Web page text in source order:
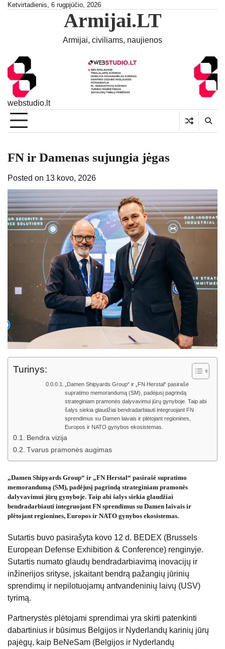
SkipKetvirtadienis, 6 rugpjūčio, 2026
Armijai.LT
Armijai, civiliams, naujienos
webstudio.lt
FN ir Damenas sujungia jėgas
Posted on 13 kovo, 2026
Turinys:
„Damen Shipyards Group“ ir „FN Herstal“ pasirašė
supratimo memorandumą (SM), padėjusį pagrindą
strateginiam pramonės dalyvavimui jūrų gynyboje. Taip abi
šalys siekia glaudžiai bendradarbiauti integruojant FN
sprendimus su Damen laivais ir plėtojant regionines,
Europos ir NATO gynybos ekosistemas.
Bendra vizija
Tvarus pramonės augimas
„Damen Shipyards Group“ ir „FN Herstal“ pasirašė supratimo
memorandumą (SM), padėjusį pagrindą strateginiam pramonės
dalyvavimui jūrų gynyboje. Taip abi šalys siekia glaudžiai
bendradarbiauti integruojant FN sprendimus su Damen laivais ir
plėtojant regionines, Europos ir NATO gynybos ekosistemas.
Sutartis buvo pasirašyta kovo 12 d. BEDEX (Brussels
European Defense Exhibition & Conference) renginyje.
Sutartis numato glaudų bendradarbiavimą inovacijų ir
inžinerijos srityse, įskaitant bendrą pažangių jūrinių
sprendimų ir nepilotuojamų antvandeninių laivų (USV)
tyrimą.
Partnerystės plėtojami sprendimai yra skirti patenkinti
dabartinius ir būsimus Belgijos ir Nyderlandų karinių jūrų
pajėgų, kaip BeNeSam (Belgijos ir Nyderlandų